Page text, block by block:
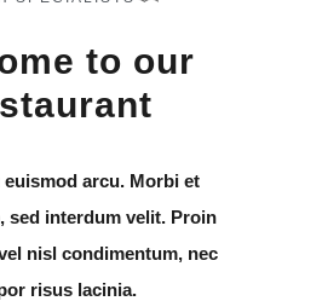
to our
euismod arcu. Morbi et
sed interdum velit. Proin
nisl condimentum, nec
risus lacinia.